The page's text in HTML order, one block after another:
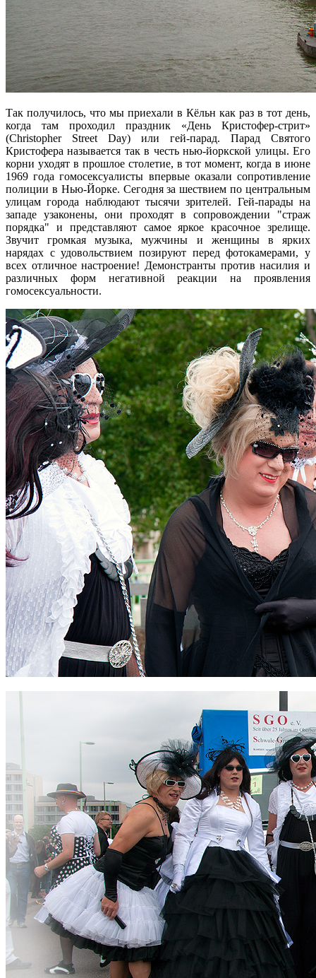
Так получилось, что мы приехали в Кёльн как раз в тот день,
когда там проходил праздник «День Кристофер-стрит»
(Christopher Street Day) или гей-парад. Парад Святого
Кристофера называется так в честь нью-йоркской улицы. Его
корни уходят в прошлое столетие, в тот момент, когда в июне
1969 года гомосексуалисты впервые оказали сопротивление
полиции в Нью-Йорке. Сегодня за шествием по центральным
улицам города наблюдают тысячи зрителей. Гей-парады на
западе узаконены, они проходят в сопровождении "страж
порядка" и представляют самое яркое красочное зрелище.
Звучит громкая музыка, мужчины и женщины в ярких
нарядах с удовольствием позируют перед фотокамерами, у
всех отличное настроение! Демонстранты против насилия и
различных форм негативной реакции на проявления
гомосексуальности.